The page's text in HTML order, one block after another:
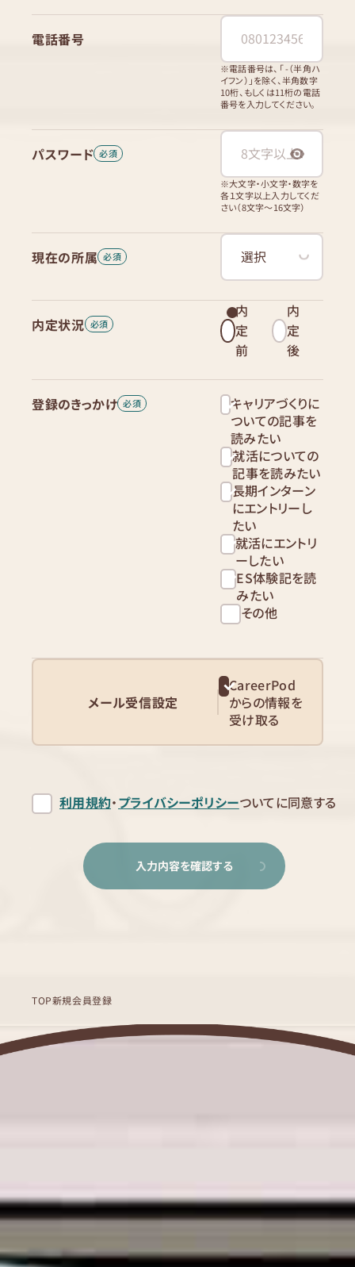
電話番号
※電話番号は、「 -（半角ハ
イフン）」を除く、半角数字
10桁、もしくは11桁の電話
番号を入力してください。
パスワード
※大文字・小文字・数字を
各１文字以上入力してくだ
さい（8文字〜16文字）
現在の所属
内定状況
内
定
前
内
定
後
登録のきっかけ
キャリアづくりに
ついての記事を
読みたい
就活についての
記事を読みたい
長期インターン
にエントリーし
たい
就活にエントリ
ーしたい
ES体験記を読
みたい
その他
メール受信設定
CareerPod
からの情報を
受け取る
利用規約・プライバシーポリシーついてに同意する
入力内容を確認する
TOP新規会員登録